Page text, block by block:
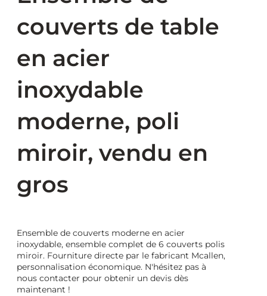
couverts de table
en acier
inoxydable
moderne, poli
miroir, vendu en
gros
Ensemble de couverts moderne en acier
inoxydable, ensemble complet de 6 couverts polis
miroir. Fourniture directe par le fabricant Mcallen,
personnalisation économique. N'hésitez pas à
nous contacter pour obtenir un devis dès
maintenant !